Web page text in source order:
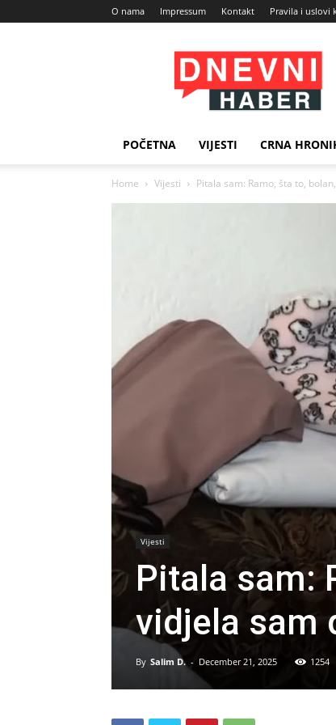
O nama Impressum Kontakt Pravila i uslovi
Dnevni
Haber
POČETNA VIJESTI CRNA
Home Vijesti Pitala sam: Ramo, šta to,
Vijesti
Pitala sam:
vidjela sam
By Salim D. - December 21, 2025 1254